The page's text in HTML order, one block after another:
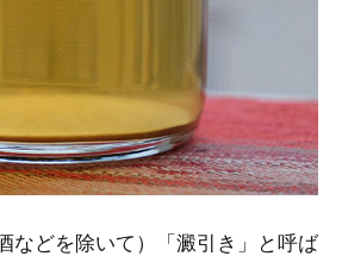
などを除いて）「澱引き」と呼ば